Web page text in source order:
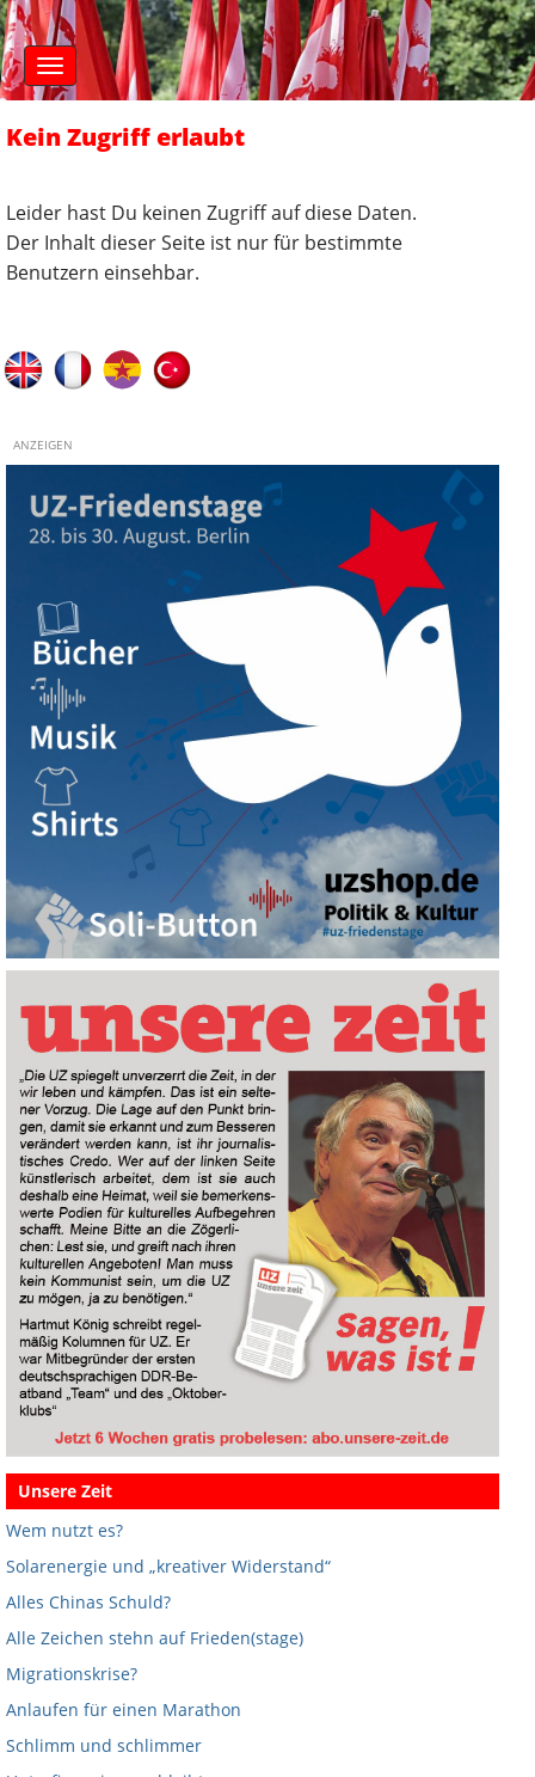
M
a
i
n
S
k
i
p
n
t
Kein Zugriff erlaubt
Leider hast Du keinen Zugriff auf diese Daten.
Der Inhalt dieser Seite ist nur für bestimmte
Benutzern einsehbar.
ANZEIGEN
Unsere Zeit
Wem nutzt es?
Solarenergie und „kreativer Widerstand“
Alles Chinas Schuld?
Alle Zeichen stehn auf Frieden(stage)
Migrationskrise?
Anlaufen für einen Marathon
Schlimm und schlimmer